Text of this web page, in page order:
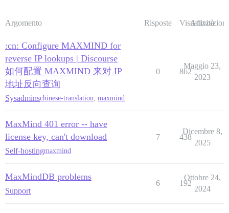
Argomento Risposte Visualizzazioni
Attività
:cn: Configure MAXMIND for
reverse IP lookups | Discourse
如何配置 MAXMIND 来对 IP
地址反向查询
Sysadminschinese-translation, maxmind
0 862
Maggio 23,
2023
MaxMind 401 error -- have
license key, can't download
Self-hostingmaxmind
7 438
Dicembre 8,
2025
MaxMindDB problems
Support
6 192
Ottobre 24,
2024